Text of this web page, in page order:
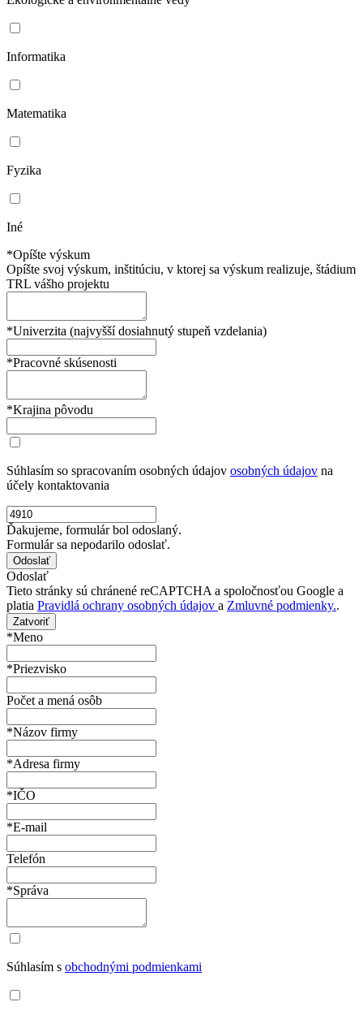
Informatika
Matematika
Fyzika
Iné
*Opíšte výskum
Opíšte svoj výskum, inštitúciu, v ktorej sa výskum realizuje, štádium
TRL vášho projektu
*Univerzita (najvyšší dosiahnutý stupeň vzdelania)
*Pracovné skúsenosti
*Krajina pôvodu
Súhlasím so spracovaním osobných údajov osobných údajov na
účely kontaktovania
Ďakujeme, formulár bol odoslaný.
Formulár sa nepodarilo odoslať.
Odoslať
Tieto stránky sú chránené reCAPTCHA a spoločnosťou Google a
platia Pravidlá ochrany osobných údajov a Zmluvné podmienky..
Zatvoriť
*Meno
*Priezvisko
Počet a mená osôb
*Názov firmy
*Adresa firmy
*IČO
*E-mail
Telefón
*Správa
Súhlasím s obchodnými podmienkami